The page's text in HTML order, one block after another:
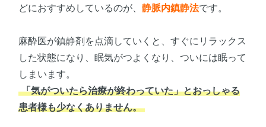
どにおすすめしているのが、 静脈内鎮静法です。
麻酔医が鎮静剤を点滴していくと、すぐにリラックス
した状態になり、眠気がつよくなり、ついには眠って
しまいます。
「気がついたら治療が終わっていた」とおっしゃる
患者様も少なくありません。